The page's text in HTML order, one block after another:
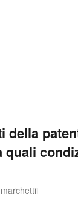
della
quali